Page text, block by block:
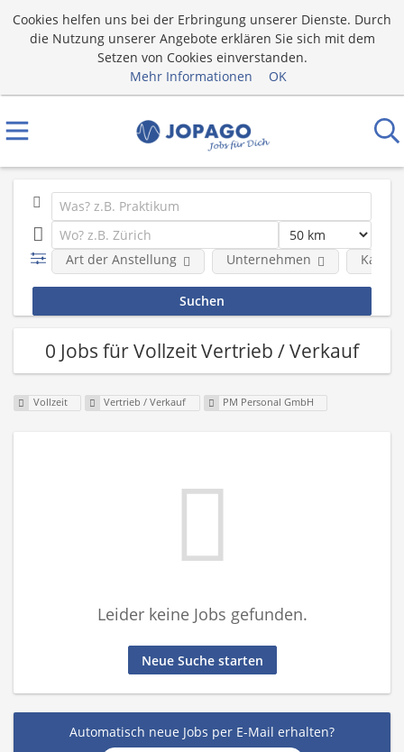
Cookies helfen uns bei der Erbringung unserer Dienste. Durch
die Nutzung unserer Angebote erklären Sie sich mit dem
Setzen von Cookies einverstanden.
Mehr Informationen
OK
Art der Anstellung Unternehmen
0 Jobs für Vollzeit Vertrieb / Verkauf
Vollzeit Vertrieb / Verkauf PM Personal GmbH
Leider keine Jobs gefunden.
Neue Suche starten
Automatisch neue Jobs per E-Mail erhalten?